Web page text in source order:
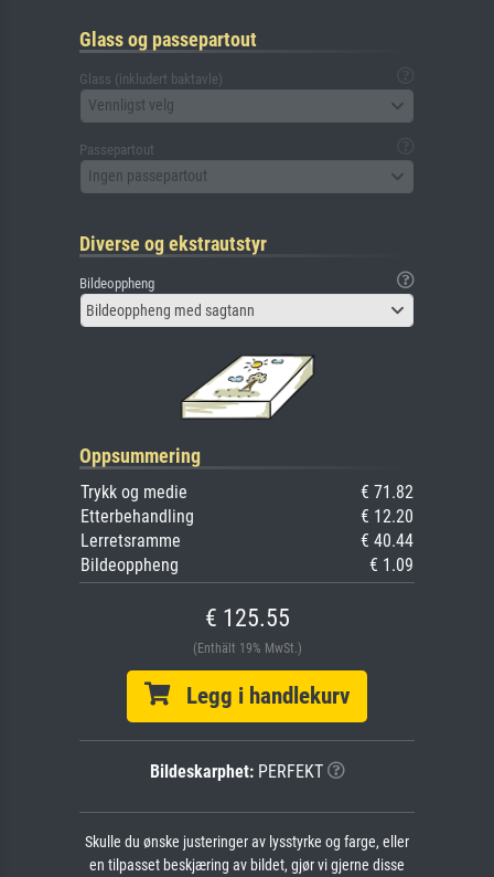
Glass og passepartout
Glass (inkludert baktavle)
Vennligst velg
Passepartout
Ingen passepartout
Diverse og ekstrautstyr
Bildeoppheng
Bildeoppheng med sagtann
Oppsummering
Trykk og medie
€ 71.82
Etterbehandling
€ 12.20
Lerretsramme
€ 40.44
Bildeoppheng
€ 1.09
€ 125.55
(Enthält 19% MwSt.)
Legg i handlekurv
Bildeskarphet:PERFEKT
Skulle du ønske justeringer av lysstyrke og farge, eller
en tilpasset beskjæring av bildet, gjør vi gjerne disse